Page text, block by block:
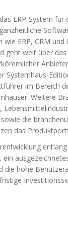
ERP-System für
ERP, CRM und
geht weit über das
Systemhaus-
im Bereich
Weitere
die
das
die hohe